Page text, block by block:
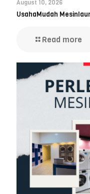
August 10, 2026
UsahaMudah
Read more